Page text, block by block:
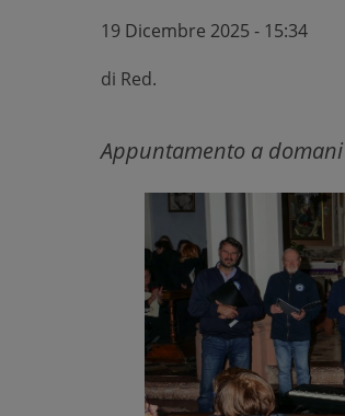
19 Dicembre 2025 - 15:34
di Red.
Appuntamento a